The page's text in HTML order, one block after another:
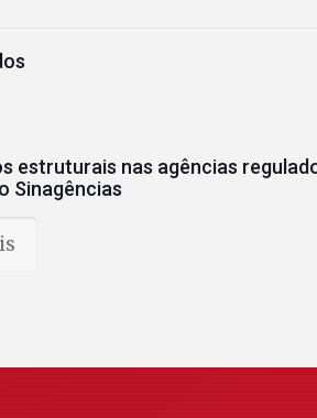
estruturais nas agências
Sinagências